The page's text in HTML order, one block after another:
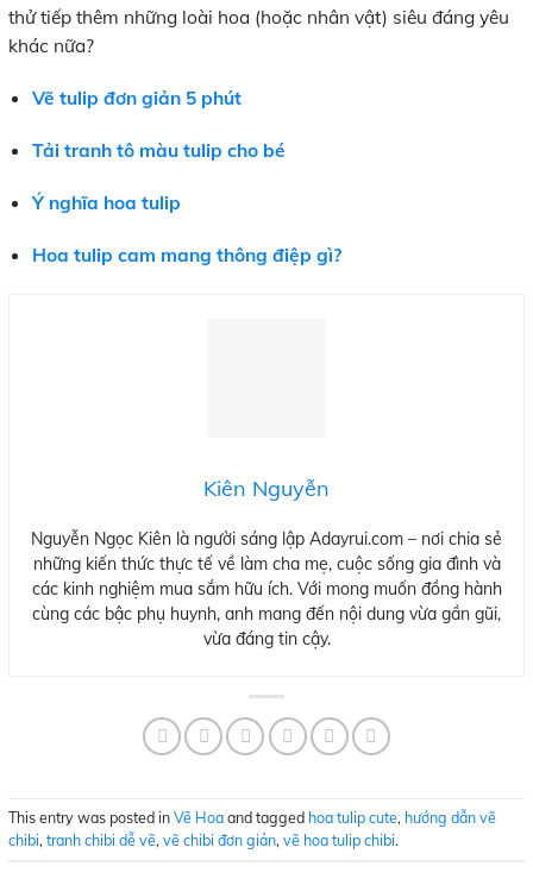
thử tiếp thêm những loài hoa (hoặc nhân vật) siêu đáng yêu
khác nữa?
Vẽ tulip đơn giản 5 phút
Tải tranh tô màu tulip cho bé
Ý nghĩa hoa tulip
Hoa tulip cam mang thông điệp gì?
Kiên Nguyễn
Nguyễn Ngọc Kiên là người sáng lập Adayrui.com – nơi chia sẻ
những kiến thức thực tế về làm cha mẹ, cuộc sống gia đình và
các kinh nghiệm mua sắm hữu ích. Với mong muốn đồng hành
cùng các bậc phụ huynh, anh mang đến nội dung vừa gần gũi,
vừa đáng tin cậy.
This entry was posted in Vẽ Hoa and tagged hoa tulip cute, hướng dẫn vẽ
chibi, tranh chibi dễ vẽ, vẽ chibi đơn giản, vẽ hoa tulip chibi.